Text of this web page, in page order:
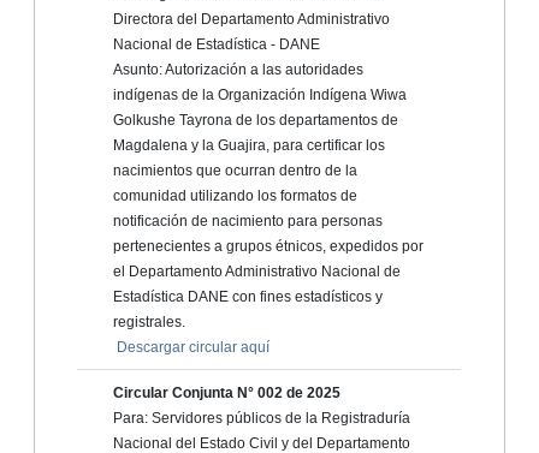
Directora del Departamento Administrativo
Nacional de Estadística - DANE
Asunto: Autorización a las autoridades
indígenas de la Organización Indígena Wiwa
Golkushe Tayrona de los departamentos de
Magdalena y la Guajira, para certificar los
nacimientos que ocurran dentro de la
comunidad utilizando los formatos de
notificación de nacimiento para personas
pertenecientes a grupos étnicos, expedidos por
el Departamento Administrativo Nacional de
Estadística DANE con fines estadísticos y
registrales.
Descargar circular aquí
Circular Conjunta N° 002 de 2025
Para: Servidores públicos de la Registraduría
Nacional del Estado Civil y del Departamento